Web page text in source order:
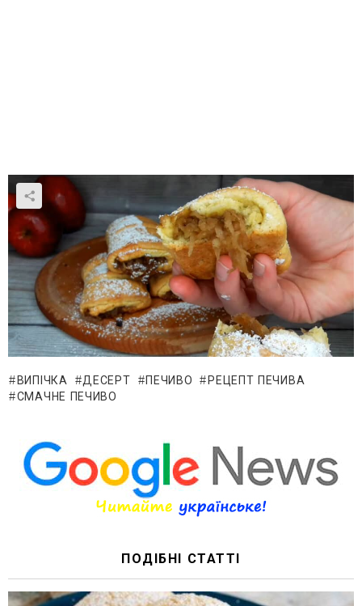
ВИПІЧКА ДЕСЕРТ ПЕЧИВО
РЕЦЕПТ ПЕЧИВА
СМАЧНЕ ПЕЧИВО
ПОДІБНІ СТАТТІ